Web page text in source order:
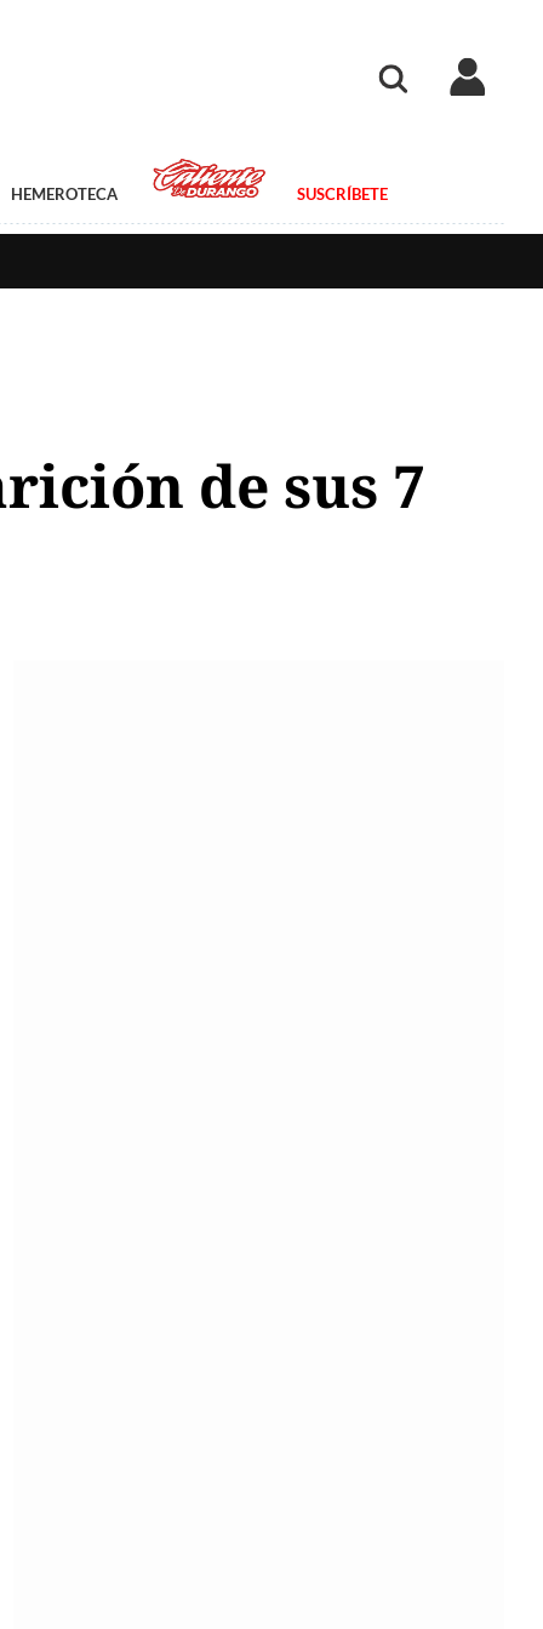
HEMEROTECA SUSCRÍBETE
de sus 7